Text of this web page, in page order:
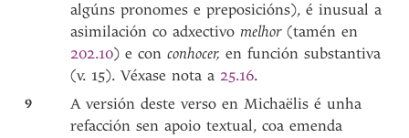
algúns pronomes e preposicións), é inusual a
asimilación co adxectivomelhor(tamén en
202.10) e conconhocer,en función substantiva
(v. 15). Véxase nota a 25.16.
9
A versión deste verso en Michaëlis é unha
refacción sen apoio textual, coa emenda